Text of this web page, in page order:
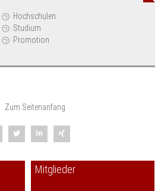
Hochschulen
Studium
Promotion
Zum Seitenanfang
Mitglieder